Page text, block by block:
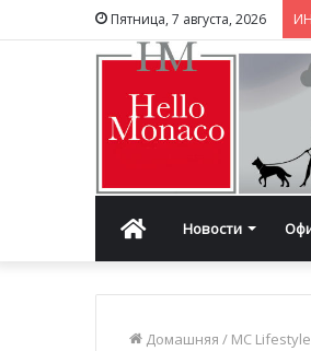
Пятница, 7 августа, 2026
ГлавнаяНовости
Домашняя / MC Lifestyle